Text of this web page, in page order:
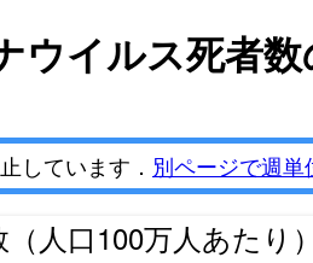
ウイルス死者
しています． 別ページで週
（人口100万人あたり）